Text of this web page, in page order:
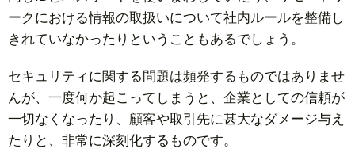
ークにおける情報の取扱いについて社内ルールを整備し
きれていなかったりということもあるでしょう。
セキュリティに関する問題は頻発するものではありませ
んが、一度何か起こってしまうと、企業としての信頼が
一切なくなったり、顧客や取引先に甚大なダメージ与え
たりと、非常に深刻化するものです。